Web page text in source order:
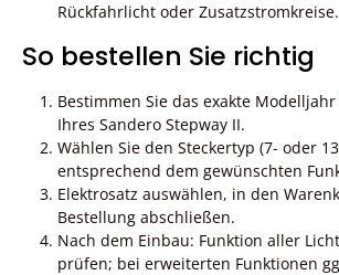
Rückfahrlicht oder Zusatzstromkreise.
So bestellen Sie richtig
Bestimmen Sie das exakte
Ihres Sandero Stepway II.
Wählen Sie den Steckertyp (7- oder
entsprechend dem gewünschten
Elektrosatz auswählen, in den
Bestellung abschließen.
Nach dem Einbau: Funktion aller
prüfen; bei erweiterten Funktionen